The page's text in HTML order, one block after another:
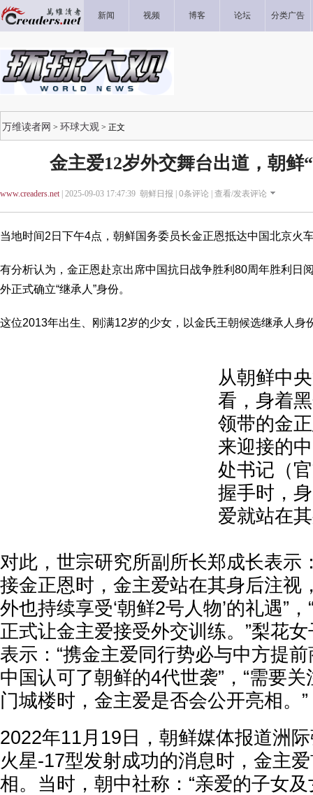
新闻 视频 博客 论坛 分类广告
万维读者网 > 环球大观 > 正文
金主爱12岁外交舞台出道，朝鲜
www.creaders.net| 2025-09-03 17:47:39 朝鲜日报 | 0条评论 | 查看/发表评论
当地时间2日下午4点，朝鲜国务委员长金正恩抵达中国北京火
有分析认为，金正恩赴京出席中国抗日战争胜利80周年胜利日
外正式确立“继承人”身份。
这位2013年出生、刚满12岁的少女，以金氏王朝候选继承人身
从朝鲜中
看，身着
领带的金
来迎接的
处书记（
握手时，
爱就站在
对此，世宗研究所副所长郑成长表示
接金正恩时，金主爱站在其身后注视
外也持续享受‘朝鲜2号人物’的礼遇”
正式让金主爱接受外交训练。”梨花
表示：“携金主爱同行势必与中方提
中国认可了朝鲜的4代世袭”，“需要
门城楼时，金主爱是否会公开亮相。”
2022年11月19日，朝鲜媒体报道洲
火星-17型发射成功的消息时，金主
相。 当时，朝中社称：“亲爱的子女